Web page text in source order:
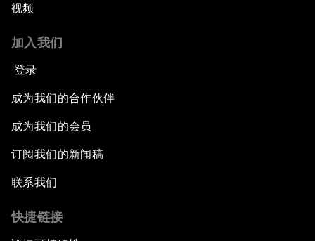
视频
加入我们
登录
成为我们的合作伙伴
成为我们的会员
订阅我们的新闻稿
联系我们
快捷链接